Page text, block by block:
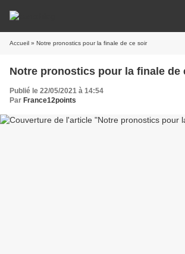
Accueil » Notre pronostics pour la finale de ce soir
Notre pronostics pour la finale de
Publié le 22/05/2021 à 14:54
Par France12points